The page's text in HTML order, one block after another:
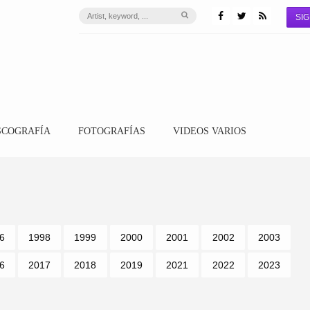
FOTOGRAFÍAS VIDEOS VARIOS
1998 1999 2000 2001 2002 2003
2017 2018 2019 2021 2022 2023